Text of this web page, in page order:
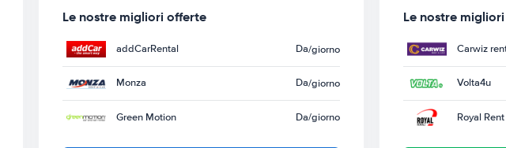
Le nostre migliori offerte
addCarRental Da/giorno
Monza Da/giorno
Green Motion Da/giorno
Le nostre
Carwiz
Volta4u
Royal